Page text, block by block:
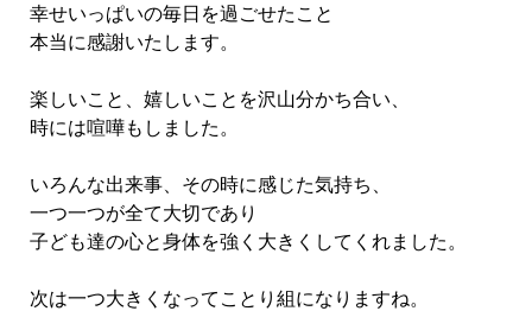
幸せいっぱいの毎日を過ごせたこと
本当に感謝いたします。
楽しいこと、嬉しいことを沢山分かち合い、
時には喧嘩もしました。
いろんな出来事、その時に感じた気持ち、
一つ一つが全て大切であり
子ども達の心と身体を強く大きくしてくれました。
次は一つ大きくなってことり組になりますね。